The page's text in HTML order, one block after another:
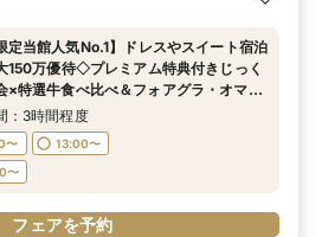
定当館人気No.1】ドレスやスイート宿泊
150万優待◇プレミアム特典付きじっく
×特選牛食べ比べ＆フォアグラ・オマー
ど豪華4万試食×選べるチャペル＆パー
見学フェア
：3時間程度
〜
13:00〜
〜
フェアを予約